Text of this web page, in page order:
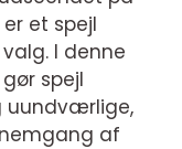
et spejl
I denne
spejl
uundværlige,
af